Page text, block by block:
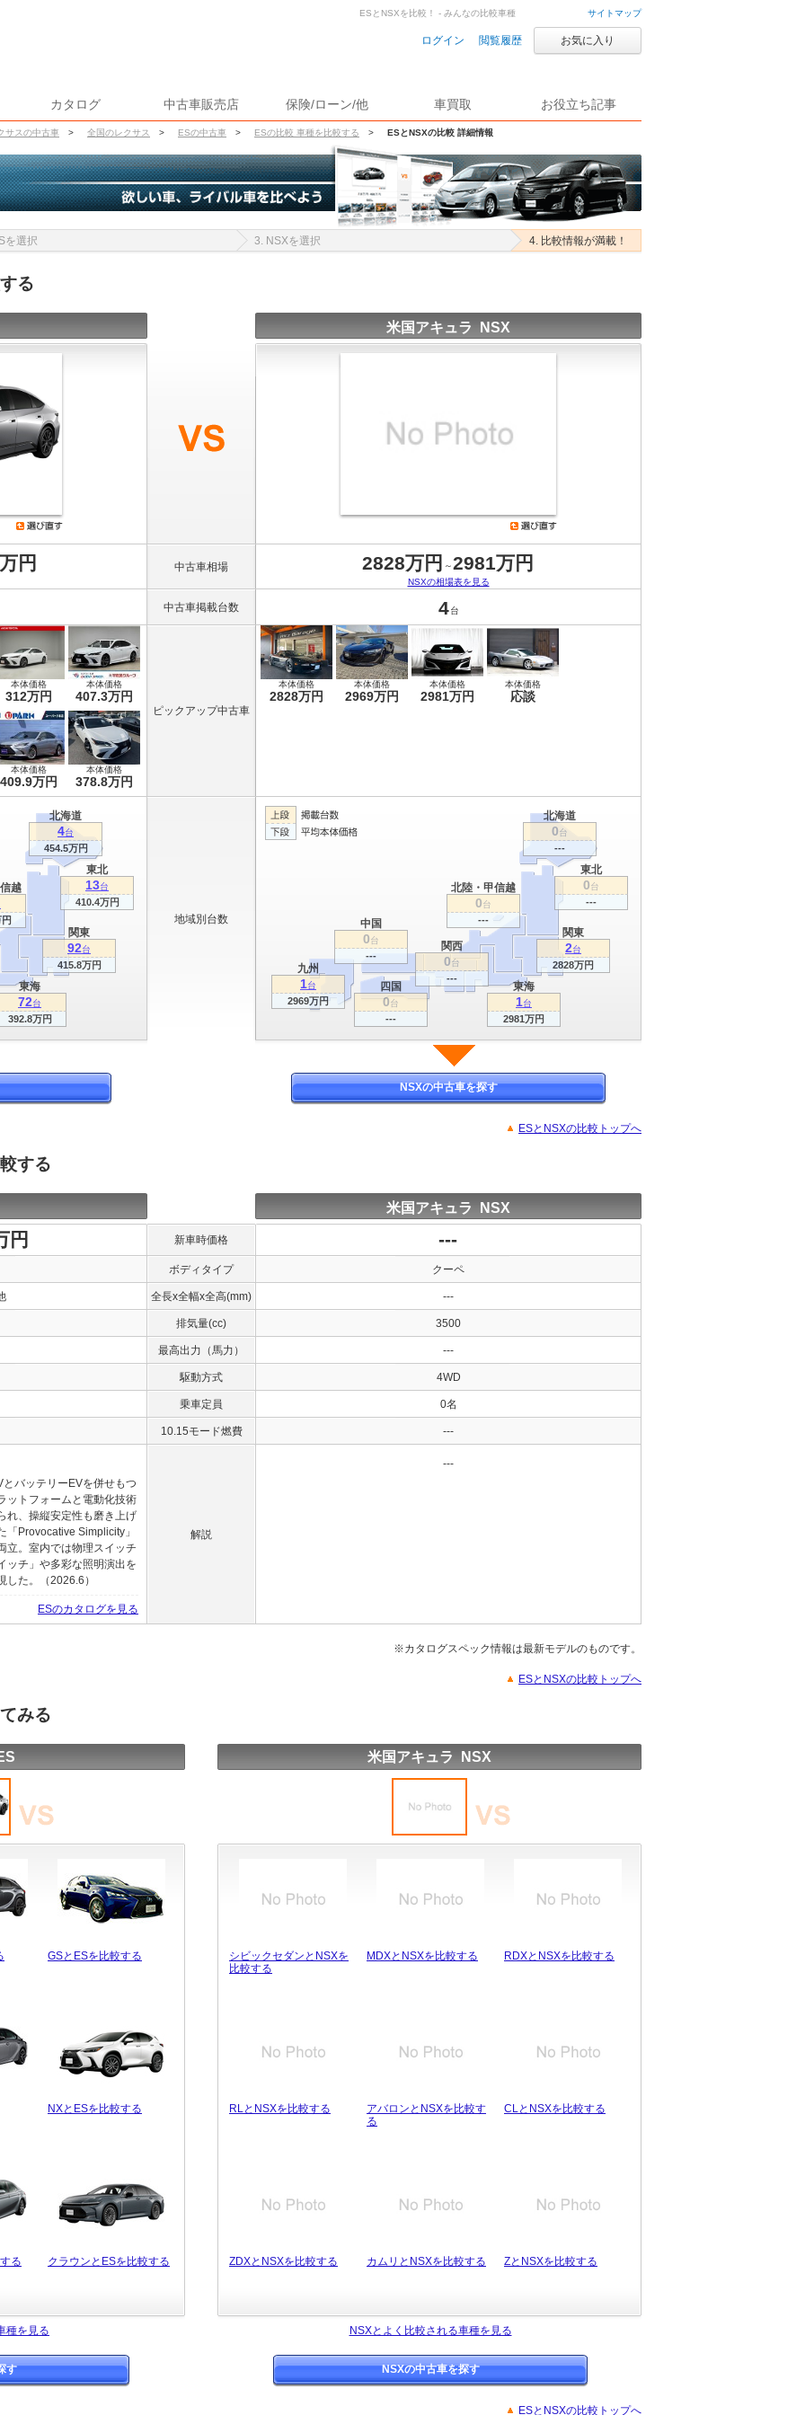
サイトマップ
ログイン 閲覧履歴 お気に入り
カタログ 中古車販売店 保険/ローン/他 車買取 お役立ち記事
サスの中古車 > 全国のレクサス > ESの中古車 > ESの比較 車種を比較する > ESとNSXの比較 詳細情報
ESとNSXを比較！ - みんなの比較車種
を選択 3. NSXを選択 4. 比較情報が満載！
る
米国アキュラ NSX
円 中古車相場 2828万円 ～2981万円
NSXの相場表を見る
中古車掲載台数 4 台
本体価格
312万円
本体価格
407.3万円
本体価格
409.9万円
本体価格
378.8万円
ピックアップ中古車
本体価格
2828万円
本体価格
2969万円
本体価格
2981万円
本体価格
応談
関東
92台
415.8万円
東海
72台
392.8万円
北海道
4台
454.5万円
東北
13台
410.4万円
越
地域別台数
関東
2台
2828万円
関西
0台
---
東海
1台
2981万円
北海道
0台
---
九州
1台
2969万円
東北
0台
---
北陸・甲信越
0台
---
中国
0台
---
四国
0台
---
NSXの中古車を探す
ESとNSXの比較トップへ
する
米国アキュラ NSX
円 新車時価格 ---
ボディタイプ クーペ
全長x全幅x全高(mm) ---
排気量(cc) 3500
最高出力（馬力） ---
駆動方式 4WD
乗車定員 0名
10.15モード燃費 ---
バッテリーEVを併せもつ
ットフォームと電動化技術
れ、操縦安定性も磨き上げ
Provocative Simplicity」
立。室内では物理スイッチ
ッチ」や多彩な照明演出を
た。（2026.6）
ESのカタログを見る
解説
---
※カタログスペック情報は最新モデルのものです。
ESとNSXの比較トップへ
みる
GSとESを比較する
NXとESを比較する
る クラウンとESを比較する
米国アキュラ NSX
シビックセダンとNSXを
比較する
MDXとNSXを比較する RDXとNSXを比較する
RLとNSXを比較する
アバロンとNSXを比較す
る
CLとNSXを比較する
ZDXとNSXを比較する カムリとNSXを比較する ZとNSXを比較する
種を見る NSXとよく比較される車種を見る
す NSXの中古車を探す
ESとNSXの比較トップへ